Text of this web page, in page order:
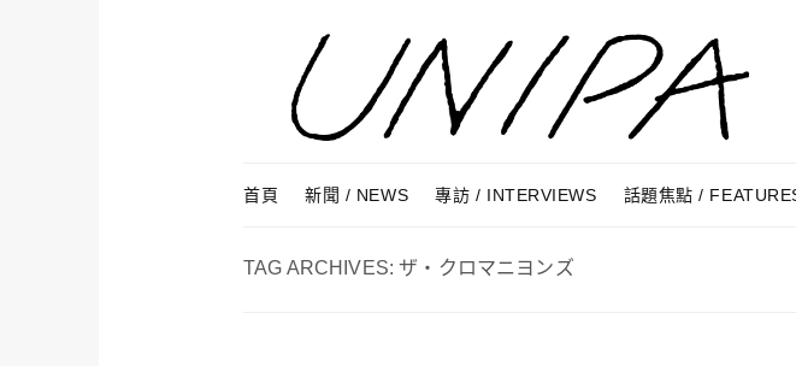
Menu
首頁
新聞 / NEWS 專訪 / INTERVIEWS 話題焦點 /
TAG ARCHIVES:ザ・クロマニヨンズ